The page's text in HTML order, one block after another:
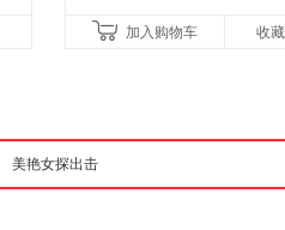
加入购物车
收藏